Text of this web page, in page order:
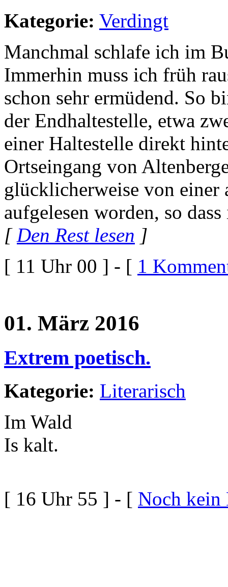
Kategorie: Verdingt
Manchmal schlafe ich im
Immerhin muss ich früh
schon sehr ermüdend. So
der Endhaltestelle, etwa
einer Haltestelle direkt
Ortseingang von
glücklicherweise von
aufgelesen worden, so
[Den Rest lesen ]
[ 11 Uhr 00 ] - [ 1
01. März 2016
Extrem poetisch.
Kategorie: Literarisch
Im Wald
Is kalt.
[ 16 Uhr 55 ] - [ Noch kein